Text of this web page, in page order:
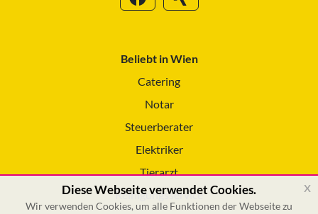
Beliebt in Wien
Catering
Notar
Steuerberater
Elektriker
Tierarzt
Reinigungsservice
Diese Webseite verwendet Cookies.
Wir verwenden Cookies, um alle Funktionen der Webseite zu
x